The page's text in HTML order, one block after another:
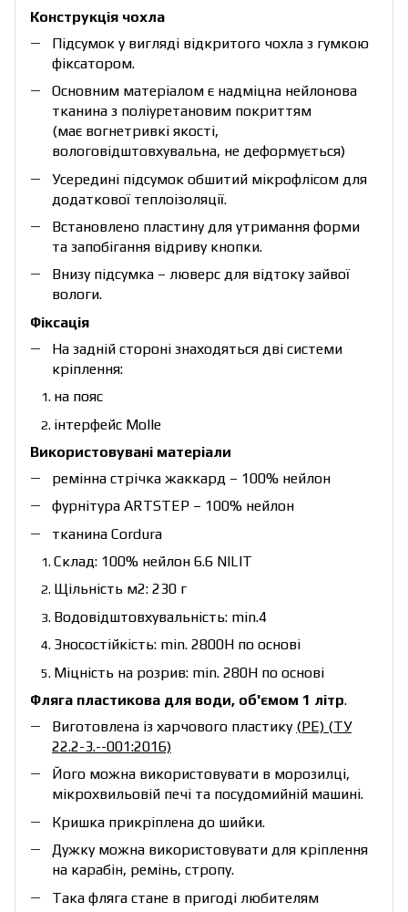
Конструкція чохла
Підсумок у вигляді відкритого чохла з гумкою
фіксатором.
Основним матеріалом є надміцна нейлонова
тканина з поліуретановим покриттям
(має вогнетривкі якості,
вологовідштовхувальна, не деформується)
Усередині підсумок обшитий мікрофлісом для
додаткової теплоізоляції.
Встановлено пластину для утримання форми
та запобігання відриву кнопки.
Внизу підсумка – люверс для відтоку зайвої
вологи.
Фіксація
На задній стороні знаходяться дві системи
кріплення:
на пояс
інтерфейс Molle
Використовувані матеріали
ремінна стрічка жаккард – 100% нейлон
фурнітура ARTSTEP – 100% нейлон
тканина Cordura
Cклад: 100% нейлон 6.6 NILIT
Щільність м2: 230 г
Водовідштовхувальність: min.4
Зносостійкість: min. 2800H по основі
Міцність на розрив: min. 280H по основі
Фляга пластикова для води, об'ємом 1 літр.
Виготовлена із харчового пластику (PE) (ТУ
22.2-3.--001:2016)
Його можна використовувати в морозилці,
мікрохвильовій печі та посудомийній машині.
Кришка прикріплена до шийки.
Дужку можна використовувати для кріплення
на карабін, ремінь, стропу.
Така фляга стане в пригоді любителям